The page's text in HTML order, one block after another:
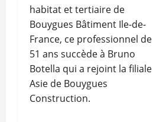
habitat et tertiaire de
Bouygues Bâtiment Ile-de-
France, ce professionnel de
51 ans succède à Bruno
Botella qui a rejoint la filiale
Asie de Bouygues
Construction.